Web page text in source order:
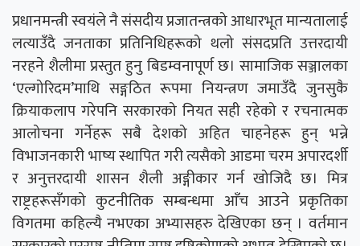
प्रधानमन्त्री स्वयंले नै संसदीय प्रजातन्त्रको आधारभूत मान्यतालाई
लत्याउँदै जनताका प्रतिनिधिहरूको थलो संसदप्रति उत्तरदायी
नरहने शैलीमा प्रस्तुत हुनु बिडम्वनापूर्ण छ। सामाजिक सञ्जालका
‘एल्गोरिदम’माथि सङ्गठित रूपमा नियन्त्रण जमाउँदै जुनसुकै
क्रियाकलाप गरेपनि सरकारको नियत सही रहेको र रचनात्मक
आलोचना गर्नेहरू सबै देशको अहित चाहनेहरू हुन् भन्ने
विभाजनकारी भाष्य स्थापित गरी त्यसैको आडमा चरम अपारदर्शी
र अनुत्तरदायी शासन शैली अङ्गीकार गर्न खोजिदै छ। मित्र
राष्ट्रहरूसँगको कुटनीतिक सम्बन्धमा आँच आउने प्रकृतिका
विगतमा कहिल्यै नभएका अभ्यासहरु देखिएका छन् । वर्तमान